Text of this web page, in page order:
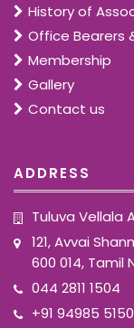
History of
Office Bearers
Membership
Gallery
Contact us
ADDRESS
Tuluva Vellala
121, Avvai
600 014, Tamil
044 2811 1504
+91 94985